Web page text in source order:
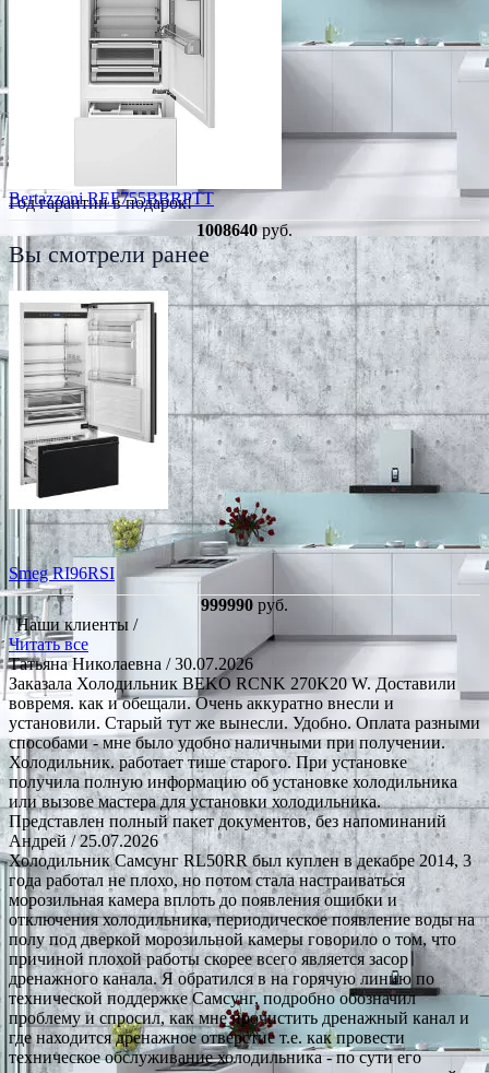
Год гарантии в подарок!
Bertazzoni REF755BBRPTT
1008640руб.
Вы смотрели ранее
Smeg RI96RSI
999990 руб.
Наши клиенты /
Читать все
Татьяна Николаевна / 30.07.2026
Заказала Холодильник BEKO RCNK 270K20 W. Доставили
вовремя. как и обещали. Очень аккуратно внесли и
установили. Старый тут же вынесли. Удобно. Оплата разными
способами - мне было удобно наличными при получении.
Холодильник. работает тише старого. При установке
получила полную информацию об установке холодильника
или вызове мастера для установки холодильника.
Представлен полный пакет документов, без напоминаний
Андрей/ 25.07.2026
Холодильник Самсунг RL50RR был куплен в декабре 2014, 3
года работал не плохо, но потом стала настраиваться
морозильная камера вплоть до появления ошибки и
отключения холодильника, периодическое появление воды на
полу под дверкой морозильной камеры говорило о том, что
причиной плохой работы скорее всего является засор
дренажного канала. Я обратился в на горячую линию по
технической поддержке Самсунг, подробно обозначил
проблему и спросил, как мне прочистить дренажный канал и
где находится дренажное отверстие т.е. как провести
техническое обслуживание холодильника - по сути его